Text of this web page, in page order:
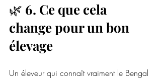
🌿 6. Ce que cela
change pour un bon
élevage
Un éleveur qui connaît vraiment le Bengal